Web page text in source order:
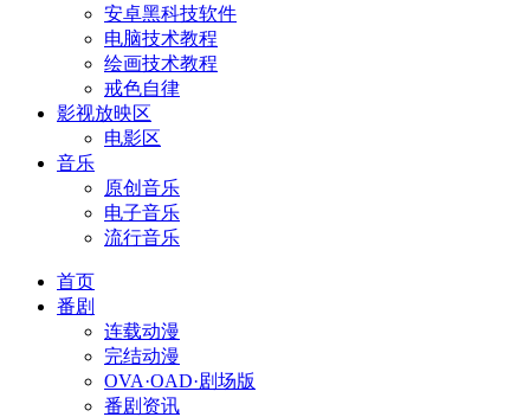
安卓黑科技软件
电脑技术教程
绘画技术教程
戒色自律
影视放映区
电影区
音乐
原创音乐
电子音乐
流行音乐
首页
番剧
连载动漫
完结动漫
OVA·OAD·剧场版
番剧资讯